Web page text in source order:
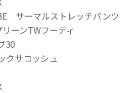
サーマルストレッチパンツ
ーンTWフーディ
30
サコッシュ